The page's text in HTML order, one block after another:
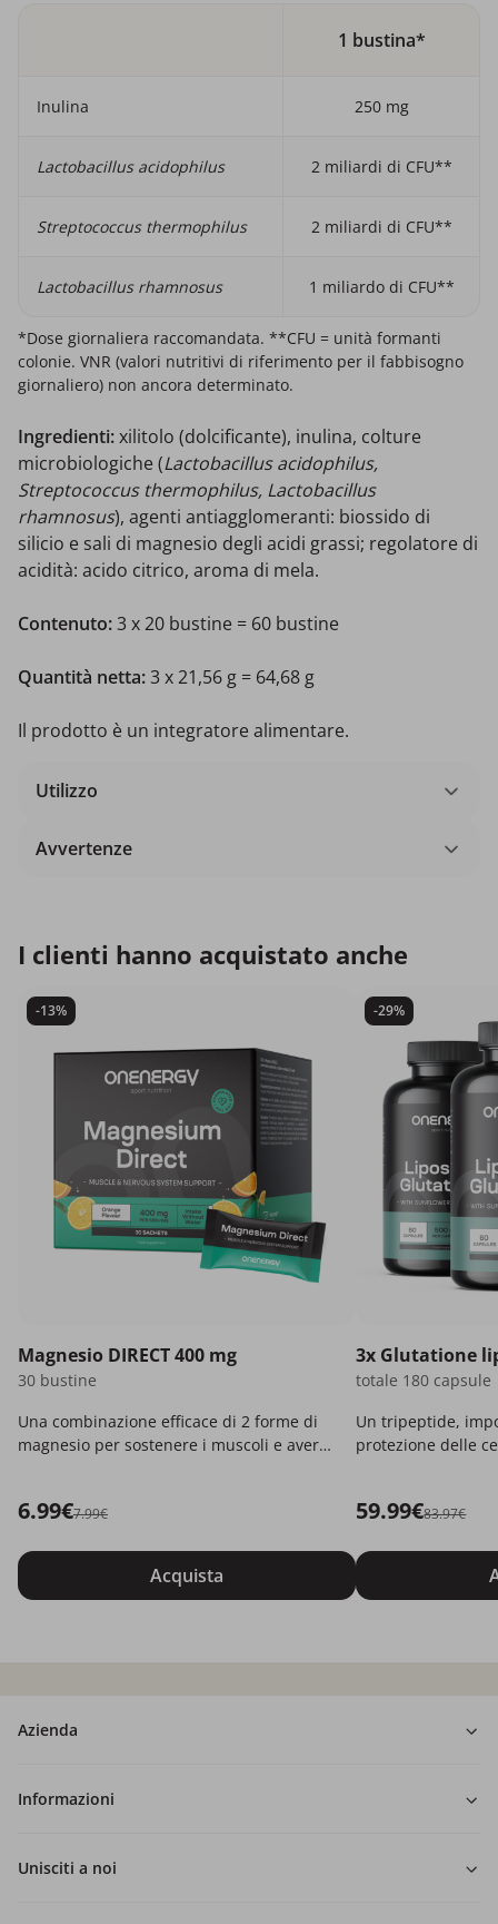
1 bustina*
Inulina 250 mg
Lactobacillus acidophilus 2 miliardi di CFU**
Streptococcus thermophilus 2 miliardi di CFU**
Lactobacillus rhamnosus 1 miliardo di CFU**
*Dose giornaliera raccomandata. **CFU = unità formanti
colonie. VNR (valori nutritivi di riferimento per il fabbisogno
giornaliero) non ancora determinato.
Ingredienti:xilitolo (dolcificante), inulina, colture
microbiologiche (Lactobacillus acidophilus,
Streptococcus thermophilus, Lactobacillus
rhamnosus), agenti antiagglomeranti: biossido di
silicio e sali di magnesio degli acidi grassi; regolatore di
acidità: acido citrico, aroma di mela.
Contenuto:3 x20 bustine = 60 bustine
Quantità netta:3 x 21,56 g = 64,68 g
Il prodotto è un integratore alimentare.
Utilizzo
Avvertenze
I clienti hanno acquistato anche
-13%
Magnesio DIRECT 400 mg
30 bustine
Una combinazione efficace di 2 forme di
magnesio per sostenere i muscoli e avere
6.99€7.99€
Acquista
-29%
3x Glutatione
totale 180 capsule
Un tripeptide,
protezione delle
59.99€83.97€
Azienda
Informazioni
Unisciti a noi